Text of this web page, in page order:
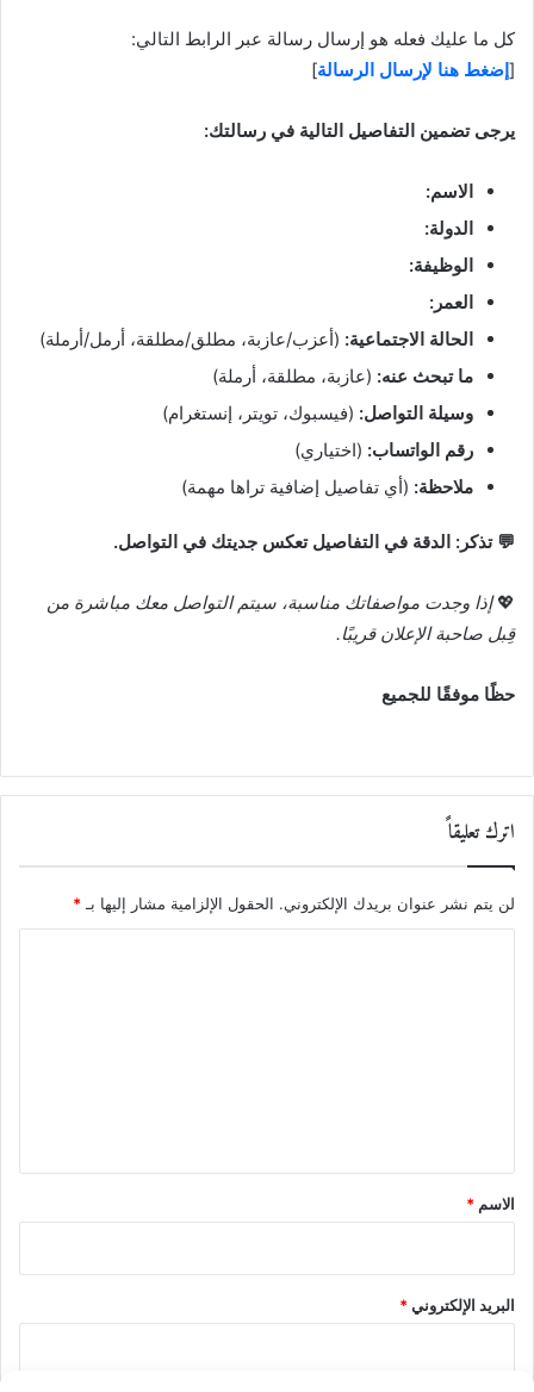
كل ما عليك فعله هو إرسال رسالة عبر الرابط التالي:
[إضغط هنا لإرسال الرسالة]
يرجى تضمين التفاصيل التالية في رسالتك:
الاسم:
الدولة:
الوظيفة:
العمر:
الحالة الاجتماعية: (أعزب/عازبة، مطلق/مطلقة، أرمل/أرملة)
ما تبحث عنه: (عازبة، مطلقة، أرملة)
وسيلة التواصل: (فيسبوك، تويتر، إنستغرام)
رقم الواتساب: (اختياري)
ملاحظة: (أي تفاصيل إضافية تراها مهمة)
💬 تذكر: الدقة في التفاصيل تعكس جديتك في التواصل.
💖إذا وجدت مواصفاتك مناسبة، سيتم التواصل معك مباشرة من
قِبل صاحبة الإعلان قريبًا.
حظًا موفقًا للجميع
اترك تعليقاً
لن يتم نشر عنوان بريدك الإلكتروني. الحقول الإلزامية مشار إليها بـ *
*
الاسم *
البريد الإلكتروني*